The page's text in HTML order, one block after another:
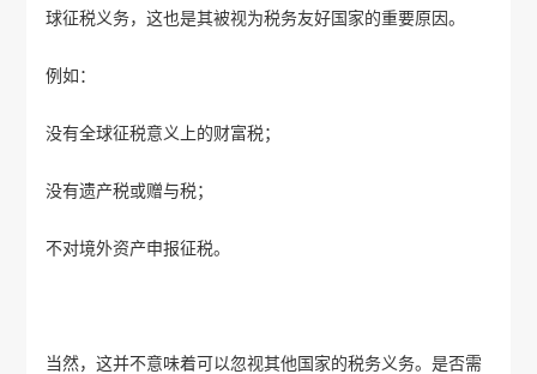
球征税义务，这也是其被视为税务友好国家的重要原因。
例如：
没有全球征税意义上的财富税；
没有遗产税或赠与税；
不对境外资产申报征税。
当然，这并不意味着可以忽视其他国家的税务义务。是否需